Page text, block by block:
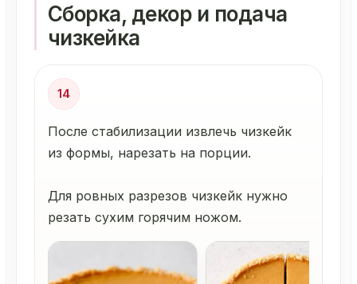
Сборка, декор и подача
чизкейка
14
После стабилизации извлечь чизкейк
из формы, нарезать на порции.
Для ровных разрезов чизкейк нужно
резать сухим горячим ножом.